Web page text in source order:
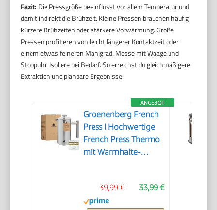
Fazit: Die Pressgröße beeinflusst vor allem Temperatur und
damit indirekt die Brühzeit. Kleine Pressen brauchen häufig
kürzere Brühzeiten oder stärkere Vorwärmung. Große
Pressen profitieren von leicht längerer Kontaktzeit oder
einem etwas feineren Mahlgrad. Messe mit Waage und
Stoppuhr. Isoliere bei Bedarf. So erreichst du gleichmäßigere
Extraktion und planbare Ergebnisse.
ANGEBOT
Groenenberg French
Press I Hochwertige
French Press Thermo
mit Warmhalte-
Kaffeepresse in 3
Größen bis 1 Liter
33,99 €
39,99 €